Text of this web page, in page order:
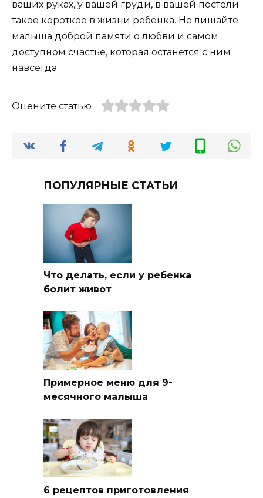
ваших руках, у вашей груди, в вашей постели
такое короткое в жизни ребенка. Не лишайте
малыша доброй памяти о любви и самом
доступном счастье, которая останется с ним
навсегда.
Оцените статью
ПОПУЛЯРНЫЕ СТАТЬИ
Что делать, если у ребенка
болит живот
Примерное меню для 9-
месячного малыша
6 рецептов приготовления